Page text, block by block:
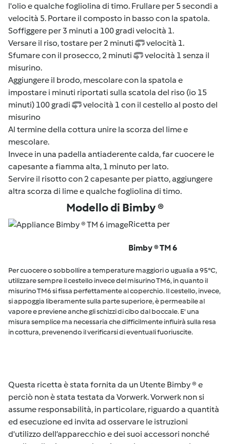
l'olio e qualche fogliolina di timo. Frullare per 5 secondi a
velocità 5. Portare il composto in basso con la spatola.
Soffiggere per 3 minuti a 100 gradi velocità 1.
Versare il riso, tostare per 2 minuti
velocità 1.
Sfumare con il prosecco, 2 minuti
velocità 1 senza il
misurino.
Aggiungere il brodo, mescolare con la spatola e
impostare i minuti riportati sulla scatola del riso (io 15
minuti) 100 gradi
velocità 1 con il cestello al posto del
misurino
Al termine della cottura unire la scorza del lime e
mescolare.
Invece in una padella antiaderente calda, far cuocere le
capesante a fiamma alta, 1 minuto per lato.
Servire il risotto con 2 capesante per piatto, aggiungere
altra scorza di lime e qualche fogliolina di timo.
Modello di Bimby ®
Ricetta per
Bimby ® TM 6
Per cuocere o sobbollire a temperature maggiori o ugualia a 95°C,
utilizzare sempre il cestello invece del misurino TM6, in quanto il
misurino TM6 si fissa perfettamente al coperchio. Il cestello, invece,
si appoggia liberamente sulla parte superiore, è permeabile al
vapore e previene anche gli schizzi di cibo dal boccale. E' una
misura semplice ma necessaria che difficilmente influirà sulla resa
in cottura, prevenendo il verificarsi di eventuali fuoriuscite.
Questa ricetta è stata fornita da un Utente Bimby ® e
perciò non è stata testata da Vorwerk. Vorwerk non si
assume responsabilità, in particolare, riguardo a quantità
ed esecuzione ed invita ad osservare le istruzioni
d'utilizzo dell’apparecchio e dei suoi accessori nonché